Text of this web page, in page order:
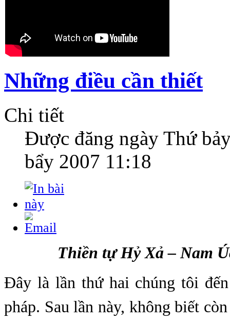
Những điều cần thiết
Chi tiết
Được đăng ngày Thứ
bẩy 2007 11:18
Thiền tự Hỷ Xả – Nam
Đây là lần thứ hai chúng tôi
pháp. Sau lần này, không biết